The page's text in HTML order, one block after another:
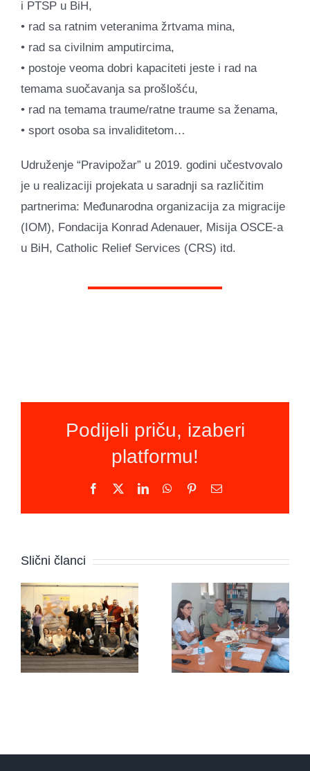
i PTSP u BiH,
• rad sa ratnim veteranima žrtvama mina,
• rad sa civilnim amputircima,
• postoje veoma dobri kapaciteti jeste i rad na
temama suočavanja sa prošlošću,
• rad na temama traume/ratne traume sa ženama,
• sport osoba sa invaliditetom…
Udruženje “Pravipožar” u 2019. godini učestvovalo
je u realizaciji projekata u saradnji sa različitim
partnerima: Međunarodna organizacija za migracije
(IOM), Fondacija Konrad Adenauer, Misija OSCE-a
u BiH, Catholic Relief Services (CRS) itd.
Podijeli priču, izaberi
platformu!
Facebook LinkedInWhatsApp
PinterestEmail
Slični članciUdruženje
“Pravipožar”
sa
predstavnicima
organizacije
Mirovni
aktivisti
konačno
zaslužuju